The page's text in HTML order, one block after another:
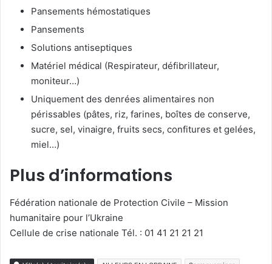
Pansements hémostatiques
Pansements
Solutions antiseptiques
Matériel médical (Respirateur, défibrillateur,
moniteur…)
Uniquement des denrées alimentaires non
périssables (pâtes, riz, farines, boîtes de conserve,
sucre, sel, vinaigre, fruits secs, confitures et gelées,
miel…)
Plus d’informations
Fédération nationale de Protection Civile – Mission
humanitaire pour l’Ukraine
Cellule de crise nationale Tél. : 01 41 21 21 21